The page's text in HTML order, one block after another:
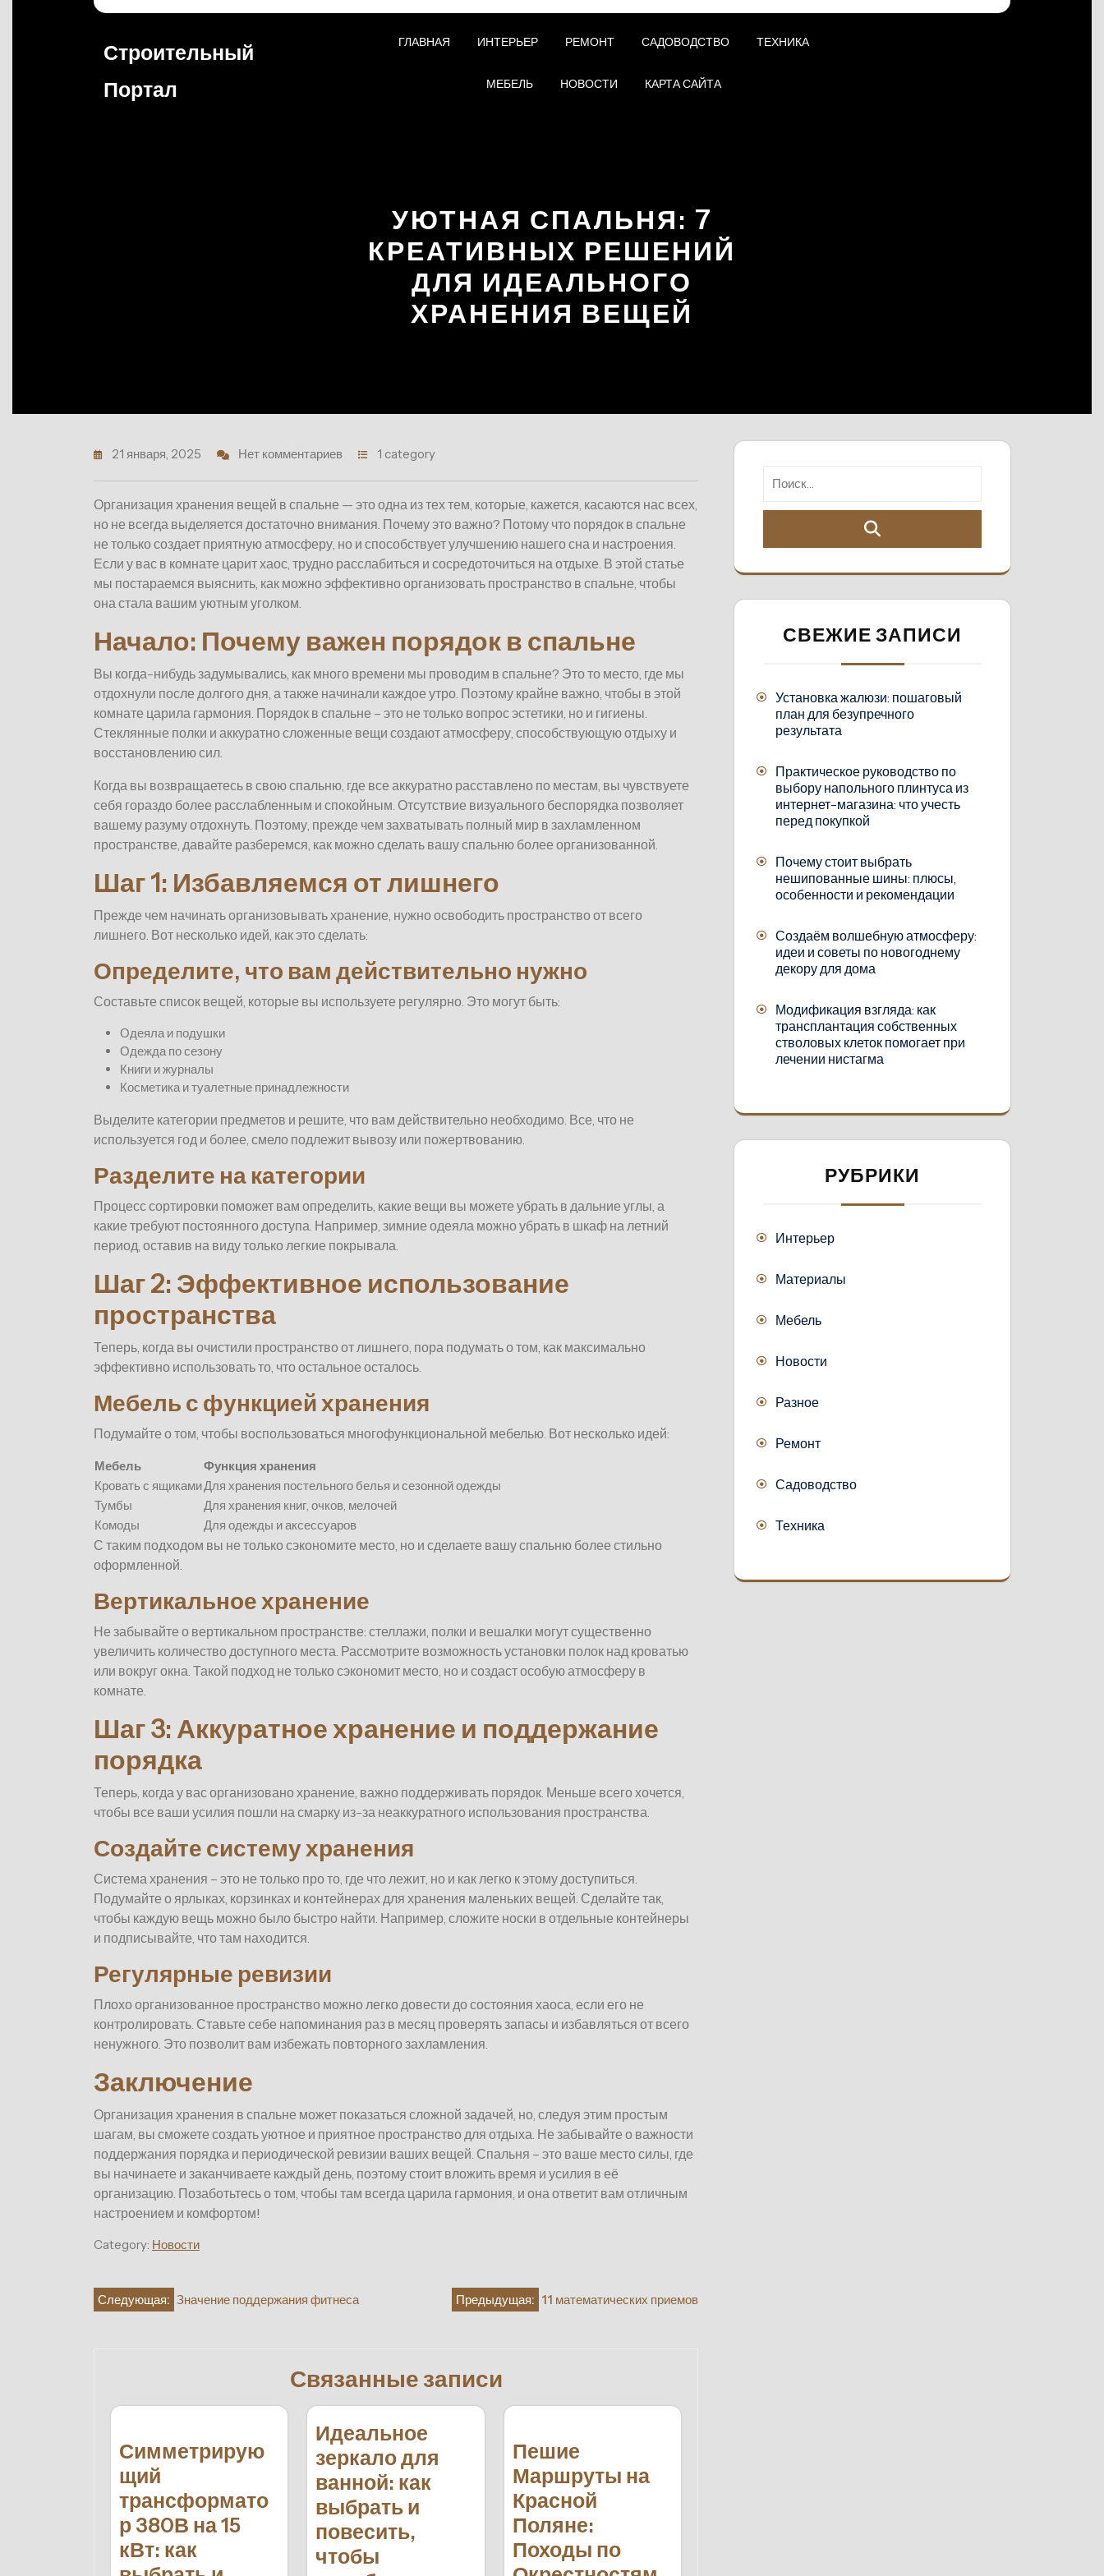
Строительный
Портал
ГЛАВНАЯ ИНТЕРЬЕР РЕМОНТ САДОВОДСТВО ТЕХНИКА
МЕБЕЛЬ НОВОСТИ КАРТА САЙТА
УЮТНАЯ СПАЛЬНЯ: 7
КРЕАТИВНЫХ РЕШЕНИЙ
ДЛЯ ИДЕАЛЬНОГО
ХРАНЕНИЯ ВЕЩЕЙ
21 января, 2025 Нет комментариев 1 category
Организация хранения вещей в спальне — это одна из тех тем, которые, кажется, касаются нас всех,
но не всегда выделяется достаточно внимания. Почему это важно? Потому что порядок в спальне
не только создает приятную атмосферу, но и способствует улучшению нашего сна и настроения.
Если у вас в комнате царит хаос, трудно расслабиться и сосредоточиться на отдыхе. В этой статье
мы постараемся выяснить, как можно эффективно организовать пространство в спальне, чтобы
она стала вашим уютным уголком.
Начало: Почему важен порядок в спальне
Вы когда-нибудь задумывались, как много времени мы проводим в спальне? Это то место, где мы
отдохнули после долгого дня, а также начинали каждое утро. Поэтому крайне важно, чтобы в этой
комнате царила гармония. Порядок в спальне – это не только вопрос эстетики, но и гигиены.
Стеклянные полки и аккуратно сложенные вещи создают атмосферу, способствующую отдыху и
восстановлению сил.
Когда вы возвращаетесь в свою спальню, где все аккуратно расставлено по местам, вы чувствуете
себя гораздо более расслабленным и спокойным. Отсутствие визуального беспорядка позволяет
вашему разуму отдохнуть. Поэтому, прежде чем захватывать полный мир в захламленном
пространстве, давайте разберемся, как можно сделать вашу спальню более организованной.
Шаг 1: Избавляемся от лишнего
Прежде чем начинать организовывать хранение, нужно освободить пространство от всего
лишнего. Вот несколько идей, как это сделать:
Определите, что вам действительно нужно
Составьте список вещей, которые вы используете регулярно. Это могут быть:
Одеяла и подушки
Одежда по сезону
Книги и журналы
Косметика и туалетные принадлежности
Выделите категории предметов и решите, что вам действительно необходимо. Все, что не
используется год и более, смело подлежит вывозу или пожертвованию.
Разделите на категории
Процесс сортировки поможет вам определить, какие вещи вы можете убрать в дальние углы, а
какие требуют постоянного доступа. Например, зимние одеяла можно убрать в шкаф на летний
период, оставив на виду только легкие покрывала.
Шаг 2: Эффективное использование
пространства
Теперь, когда вы очистили пространство от лишнего, пора подумать о том, как максимально
эффективно использовать то, что остальное осталось.
Мебель с функцией хранения
Подумайте о том, чтобы воспользоваться многофункциональной мебелью. Вот несколько идей:
Мебель
Функция хранения
Кровать с ящикамиДля хранения постельного белья и сезонной одежды
Тумбы
Для хранения книг, очков, мелочей
Комоды
Для одежды и аксессуаров
С таким подходом вы не только сэкономите место, но и сделаете вашу спальню более стильно
оформленной.
Вертикальное хранение
Не забывайте о вертикальном пространстве: стеллажи, полки и вешалки могут существенно
увеличить количество доступного места. Рассмотрите возможность установки полок над кроватью
или вокруг окна. Такой подход не только сэкономит место, но и создаст особую атмосферу в
комнате.
Шаг 3: Аккуратное хранение и поддержание
порядка
Теперь, когда у вас организовано хранение, важно поддерживать порядок. Меньше всего хочется,
чтобы все ваши усилия пошли на смарку из-за неаккуратного использования пространства.
Создайте систему хранения
Система хранения – это не только про то, где что лежит, но и как легко к этому доступиться.
Подумайте о ярлыках, корзинках и контейнерах для хранения маленьких вещей. Сделайте так,
чтобы каждую вещь можно было быстро найти. Например, сложите носки в отдельные контейнеры
и подписывайте, что там находится.
Регулярные ревизии
Плохо организованное пространство можно легко довести до состояния хаоса, если его не
контролировать. Ставьте себе напоминания раз в месяц проверять запасы и избавляться от всего
ненужного. Это позволит вам избежать повторного захламления.
Заключение
Организация хранения в спальне может показаться сложной задачей, но, следуя этим простым
шагам, вы сможете создать уютное и приятное пространство для отдыха. Не забывайте о важности
поддержания порядка и периодической ревизии ваших вещей. Спальня – это ваше место силы, где
вы начинаете и заканчиваете каждый день, поэтому стоит вложить время и усилия в её
организацию. Позаботьтесь о том, чтобы там всегда царила гармония, и она ответит вам отличным
настроением и комфортом!
Category: Новости
Навигация
Предыдущая: 11 математических приемов
Следующая: Значение поддержания фитнеса
Связанные записи
Симметрирую
щий
трансформато
р 380В на 15
кВт: как
Идеальное
зеркало для
ванной: как
выбрать и
повесить,
чтобы
Пешие
Маршруты на
Красной
Поляне:
Походы по
СВЕЖИЕ ЗАПИСИ
Установка жалюзи: пошаговый
план для безупречного
результата
Практическое руководство по
выбору напольного плинтуса из
интернет-магазина: что учесть
перед покупкой
Почему стоит выбрать
нешипованные шины: плюсы,
особенности и рекомендации
Создаём волшебную атмосферу:
идеи и советы по новогоднему
декору для дома
Модификация взгляда: как
трансплантация собственных
стволовых клеток помогает при
лечении нистагма
РУБРИКИ
Интерьер
Материалы
Мебель
Новости
Разное
Ремонт
Садоводство
Техника